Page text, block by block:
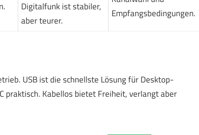
Digitalfunk ist stabiler,
aber teurer.
Empfangsbedingungen.
USB ist die schnellste Lösung für Desktop-
praktisch. Kabellos bietet Freiheit, verlangt aber